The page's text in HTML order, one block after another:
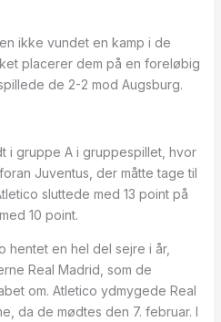
ikke vundet en kamp i de
placerer dem på en foreløbig
de 2-2 mod Augsburg.
i gruppe A i gruppespillet, hvor
Juventus, der måtte tage til
sluttede med 13 point på
10 point.
hentet en hel del sejre i år,
Real Madrid, som de
om. Atletico ydmygede Real
da de mødtes den 7. februar. I